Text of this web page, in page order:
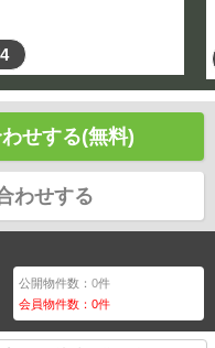
せする(無料)
わせする
公開物件数：0件
会員物件数：0件